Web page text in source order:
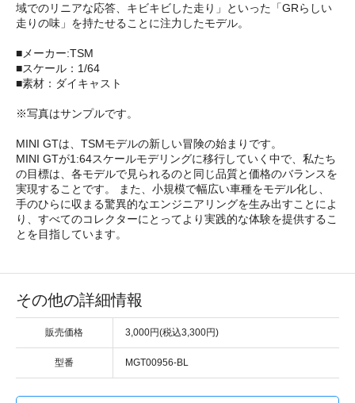
域でのリニアな応答、キビキビした走り」といった「GRらしい
走りの味」を持たせることに注力したモデル。
■メーカー:TSM
■スケール：1/64
■素材：ダイキャスト
※写真はサンプルです。
MINI GTは、TSMモデルの新しい冒険の始まりです。
MINI GTが1:64スケールモデリングに移行していく中で、私たち
の目標は、各モデルで見られるのと同じ品質と価格のバランスを
実現することです。 また、小規模で幅広い車種をモデル化し、
手のひらに収まる驚異的なエンジニアリングを生み出すことによ
り、すべてのコレクターにとってより実践的な体験を提供するこ
とを目指しています。
その他の詳細情報
販売価格 3,000円(税込3,300円)
型番 MGT00956-BL